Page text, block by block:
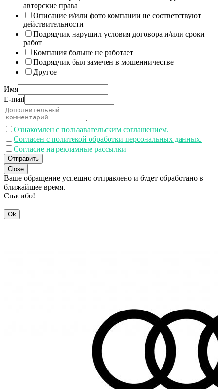
авторские права
Описание и/или фото компании не соответствуют
действительности
Подрядчик нарушил условия договора и/или сроки
работ
Компания больше не работает
Подрядчик был замечен в мошенничестве
Другое
Имя
E-mail
Ознакомлен с пользавательским соглашением.
Согласен с политекой обработки персональных данных.
Согласие на рекламные рассылки.
Отправить
Close
Ваше обращение успешно отправлено и будет обработано в
ближайшее время.
Спасибо!
Ok